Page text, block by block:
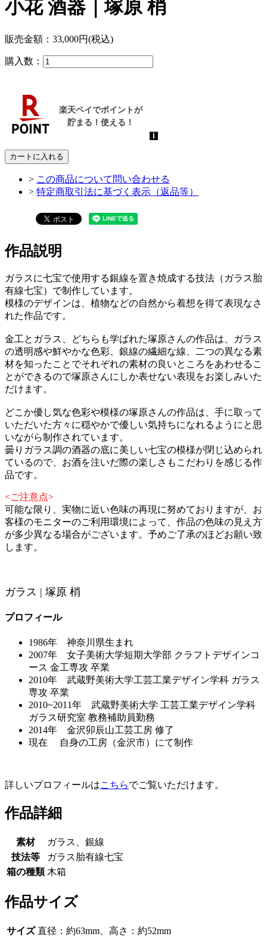
小花 酒器｜塚原 梢
販売金額： 33,000円(税込)
購入数：
カートに入れる
> この商品について問い合わせる
> 特定商取引法に基づく表示（返品等）
作品説明
ガラスに七宝で使用する銀線を置き焼成する技法（ガラス胎
有線七宝）で制作しています。
模様のデザインは、植物などの自然から着想を得て表現なさ
れた作品です。
金工とガラス、どちらも学ばれた塚原さんの作品は、ガラス
の透明感や鮮やかな色彩、銀線の繊細な線、二つの異なる素
材を知ったことでそれぞれの素材の良いところをあわせるこ
とができるので塚原さんにしか表せない表現をお楽しみいた
だけます。
どこか優し気な色彩や模様の塚原さんの作品は、手に取って
いただいた方々に穏やかで優しい気持ちになれるようにと思
いながら制作されています。
曇りガラス調の酒器の底に美しい七宝の模様が閉じ込められ
ているので、お酒を注いだ際の楽しさもこだわりを感じる作
品です。
<ご注意点>
可能な限り、実物に近い色味の再現に努めておりますが、お
客様のモニターのご利用環境によって、作品の色味の見え方
が多少異なる場合がございます。予めご了承のほどお願い致
します。
ガラス | 塚原 梢
プロフィール
1986年 神奈川県生まれ
2007年 女子美術大学短期大学部 クラフトデザインコ
ース 金工専攻 卒業
2010年 武蔵野美術大学工芸工業デザイン学科 ガラス
専攻 卒業
2010~2011年 武蔵野美術大学 工芸工業デザイン学科
ガラス研究室 教務補助員勤務
2014年 金沢卯辰山工芸工房 修了
現在 自身の工房（金沢市）にて制作
詳しいプロフィールはこちらでご覧いただけます。
作品詳細
素材
ガラス、銀線
技法等
ガラス胎有線七宝
箱の種類 木箱
作品サイズ
サイズ 直径：約63mm、高さ：約52mm